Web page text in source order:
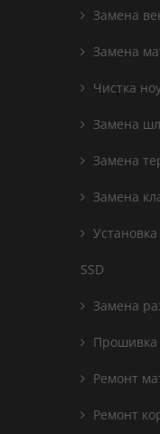
Замена
Замена
Чистка
Замена
Замена
Замена
SSD
Замена
Прошивка
Ремонт
Ремонт